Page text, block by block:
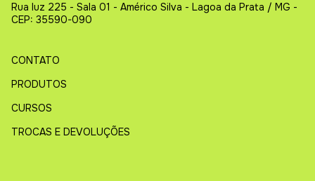
Rua luz 225 - Sala 01 - Américo Silva - Lagoa da Prata / MG -
CEP: 35590-090
CONTATO
PRODUTOS
CURSOS
TROCAS E DEVOLUÇÕES